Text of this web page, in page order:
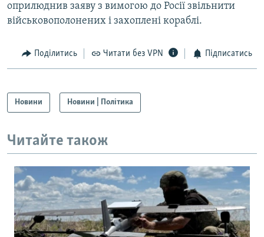
оприлюднив заяву з вимогою до Росії звільнити
військовополонених і захоплені кораблі.
Поділитись Читати без VPN Підписатись
Новини Новини | Політика
Читайте також